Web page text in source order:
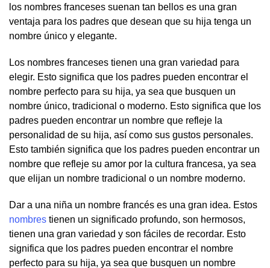
los nombres franceses suenan tan bellos es una gran
ventaja para los padres que desean que su hija tenga un
nombre único y elegante.
Los nombres franceses tienen una gran variedad para
elegir. Esto significa que los padres pueden encontrar el
nombre perfecto para su hija, ya sea que busquen un
nombre único, tradicional o moderno. Esto significa que los
padres pueden encontrar un nombre que refleje la
personalidad de su hija, así como sus gustos personales.
Esto también significa que los padres pueden encontrar un
nombre que refleje su amor por la cultura francesa, ya sea
que elijan un nombre tradicional o un nombre moderno.
Dar a una niña un nombre francés es una gran idea. Estos
nombres tienen un significado profundo, son hermosos,
tienen una gran variedad y son fáciles de recordar. Esto
significa que los padres pueden encontrar el nombre
perfecto para su hija, ya sea que busquen un nombre